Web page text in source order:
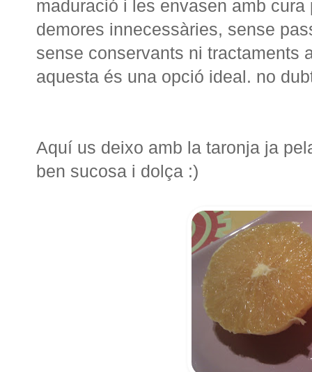
maduració i les envasen amb cura
demores innecessàries, sense
sense conservants ni tractaments
aquesta és una opció ideal. no
Aquí us deixo amb la taronja ja
ben sucosa i dolça :)